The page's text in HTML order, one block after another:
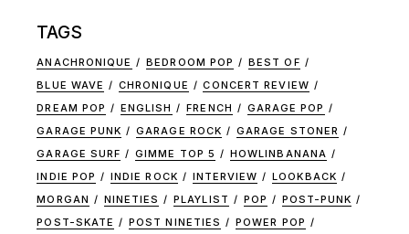
TAGS
ANACHRONIQUE BEDROOM POP
BEST OF
BLUE WAVE
CHRONIQUE
CONCERT REVIEW
DREAM POP
ENGLISH FRENCH
GARAGE POP
GARAGE PUNK
GARAGE ROCK
GARAGE STONER
GARAGE SURF
GIMME TOP 5
HOWLINBANANA
INDIE POP
INDIE ROCK INTERVIEW
LOOKBACK
MORGAN
NINETIES PLAYLIST POP
POST-PUNK
POST-SKATE
POST NINETIES
POWER POP